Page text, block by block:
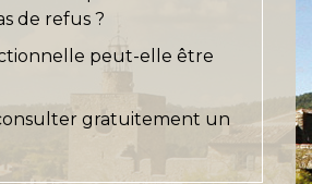
de refus ?
peut-elle être
gratuitement un